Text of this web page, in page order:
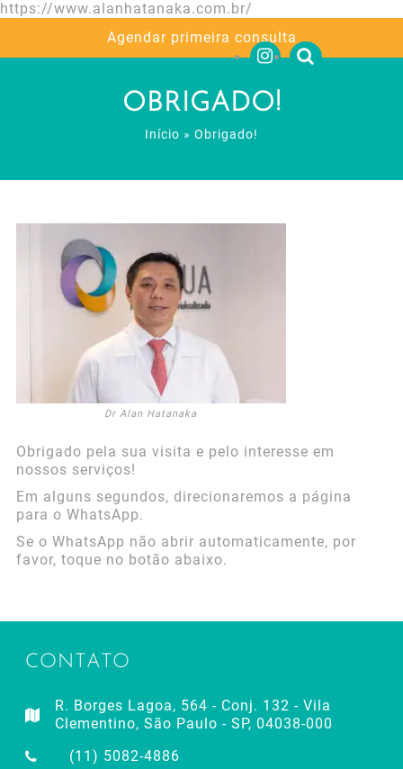
https://www.alanhatanaka.com.br/
Agendar primeira consulta
OBRIGADO!
Início » Obrigado!
Dr Alan Hatanaka
Obrigado pela sua visita e pelo interesse em
nossos serviços!
Em alguns segundos, direcionaremos a página
para o WhatsApp.
Se o WhatsApp não abrir automaticamente, por
favor, toque no botão abaixo.
CONTATO
R. Borges Lagoa, 564 - Conj. 132 - Vila
Clementino, São Paulo - SP, 04038-000
(11) 5082-4886